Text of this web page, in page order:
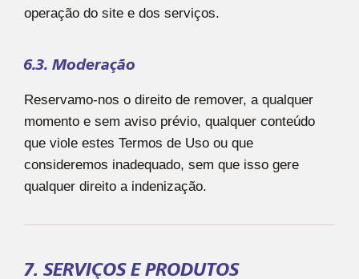
operação do site e dos serviços.
6.3. Moderação
Reservamo-nos o direito de remover, a qualquer
momento e sem aviso prévio, qualquer conteúdo
que viole estes Termos de Uso ou que
consideremos inadequado, sem que isso gere
qualquer direito a indenização.
7. SERVIÇOS E PRODUTOS